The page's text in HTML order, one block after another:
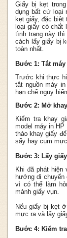
Giấy bị kẹt
dụng bất cứ loại
kẹt giấy, đặc
loại giấy có chất
tình trạng này
cách lấy giấy bị
toàn nhất.
Bước 1: Tắt
Trước khi thực
tắt nguồn máy
hạn chế nguy
Bước 2: Mở
Kiểm tra khay
model máy in
tháo khay giấy
sấy hay cụm
Bước 3: Lấy
Khi đã phát hiện
hướng di chuyển
vì có thể làm
mảnh giấy vụn.
Nếu giấy bị kẹt
mực ra và lấy
Bước 4: Kiểm